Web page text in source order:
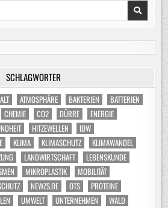
SCHLAGWÖRTER
ATMOSPHÄRE BAKTERIEN
BATTERIEN
CHEMIE CO2 DÜRRE
ENERGIE
HITZEWELLEN
IDW
KLIMA KLIMASCHUTZ
KLIMAWANDEL
LANDWIRTSCHAFT
LEBENSKUNDE
MIKROPLASTIK
MOBILITÄT
NEWZS.DE OTS
PROTEINE
UMWELT UNTERNEHMEN
WALD